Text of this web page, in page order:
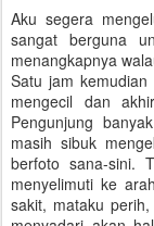
Aku segera
sangat berguna
menangkapnya
Satu jam
mengecil dan
Pengunjung
masih sibuk
berfoto sana-sini.
menyelimuti ke
sakit, mataku